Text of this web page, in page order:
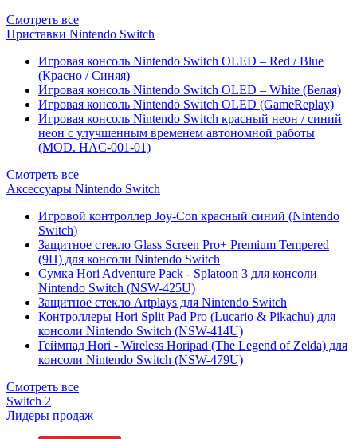
Смотреть все
Приставки Nintendo Switch
Игровая консоль Nintendo Switch OLED – Red / Blue
(Красно / Синяя)
Игровая консоль Nintendo Switch OLED – White (Белая)
Игровая консоль Nintendo Switch OLED (GameReplay)
Игровая консоль Nintendo Switch красный неон / синий
неон с улучшенным временем автономной работы
(MOD. HAC-001-01)
Смотреть все
Аксессуары Nintendo Switch
Игровой контроллер Joy-Con красный синий (Nintendo
Switch)
Защитное стекло Glass Screen Pro+ Premium Tempered
(9H) для консоли Nintendo Switch
Сумка Hori Adventure Pack - Splatoon 3 для консоли
Nintendo Switch (NSW-425U)
Защитное стекло Artplays для Nintendo Switch
Контроллеры Hori Split Pad Pro (Lucario & Pikachu) для
консоли Nintendo Switch (NSW-414U)
Геймпад Hori - Wireless Horipad (The Legend of Zelda) для
консоли Nintendo Switch (NSW-479U)
Смотреть все
Switch 2
Лидеры продаж